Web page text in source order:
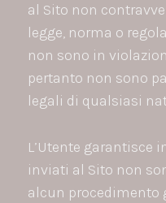
al Sito non
legge, norma o
non sono in
pertanto non sono
legali di qualsiasi
L’Utente garantisce
inviati al Sito non
alcun procedimento